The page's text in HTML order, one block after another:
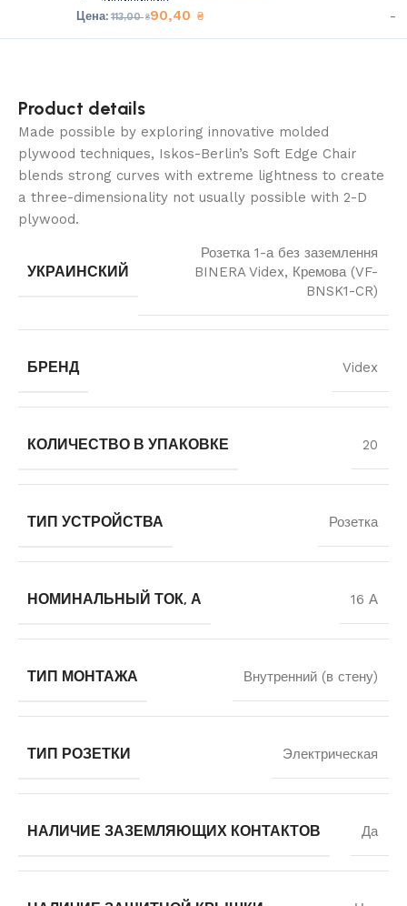
113,00₴90,40 ₴ -
Product details
Made possible by exploring innovative molded
plywood techniques, Iskos-Berlin’s Soft Edge Chair
blends strong curves with extreme lightness to create
a three-dimensionality not usually possible with 2-D
plywood.
УКРАИНСКИЙ
Розетка 1-а без заземлення
BINERA Videx, Кремова (VF-
BNSK1-CR)
БРЕНД Videx
КОЛИЧЕСТВО В УПАКОВКЕ 20
ТИП УСТРОЙСТВА Розетка
НОМИНАЛЬНЫЙ ТОК, А 16 А
ТИП МОНТАЖА Внутренний (в стену)
ТИП РОЗЕТКИ Электрическая
НАЛИЧИЕ ЗАЗЕМЛЯЮЩИХ КОНТАКТОВ Да